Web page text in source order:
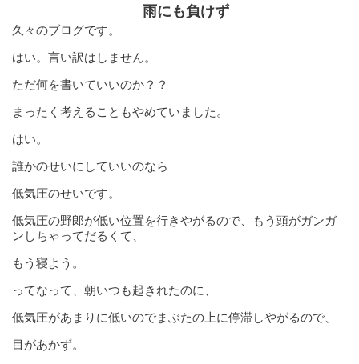
雨にも負けず
久々のブログです。
はい。言い訳はしません。
ただ何を書いていいのか？？
まったく考えることもやめていました。
はい。
誰かのせいにしていいのなら
低気圧のせいです。
低気圧の野郎が低い位置を行きやがるので、もう頭がガンガ
ンしちゃってだるくて、
もう寝よう。
ってなって、朝いつも起きれたのに、
低気圧があまりに低いのでまぶたの上に停滞しやがるので、
目があかず。